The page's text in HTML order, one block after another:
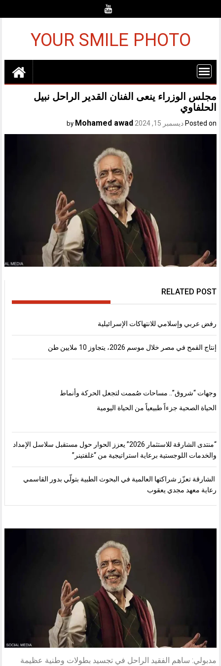
YOUR SMILE PHOTO
مجلس الوزراء ينعى الفنان القدير الراحل نبيل
الحلفاوي
Posted on ديسمبر 15, 2024 Mohamed awad
RELATED POST
رفض عربي وإسلامي للانتهاكات الإسرائيلية
إنتاج القمح في مصر خلال موسم 2026، يتجاوز 10 ملايين طن
وجهات “شروق”.. مساحات صُممت لتجعل الحركة وأنماط
الحياة الصحية جزءاً طبيعياً من الحياة اليومية
“منتدى الشارقة للاستثمار 2026” يعزز الحوار حول مستقبل سلاسل الإمداد
والخدمات اللوجستية برعاية استراتيجية من “غلفتينر”
الشارقة تعزّز شراكتها العالمية في البحوث الطبية بتولّي بدور القاسمي
رعاية معهد مجدي يعقوب
مدبولي: ساهم الفقيد الراحل في تجسيد بطولات وطنية عظيمة